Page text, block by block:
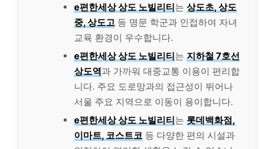
e편한세상 상도 노빌리티는 상도초, 상도
중, 상도고 등 명문 학군과 인접하여 자녀
교육 환경이 우수합니다.
e편한세상 상도 노빌리티는 지하철 7호선
상도역과 가까워 대중교통 이용이 편리합
니다. 주요 도로망과의 접근성이 뛰어나
서울 주요 지역으로 이동이 용이합니다.
e편한세상 상도 노빌리티는 롯데백화점,
이마트, 코스트코 등 다양한 편의 시설과